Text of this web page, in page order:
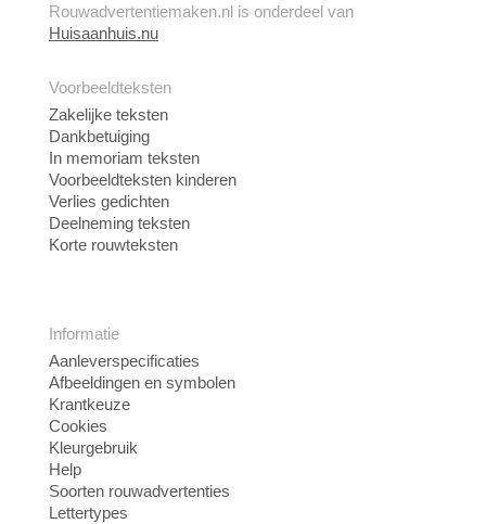
Rouwadvertentiemaken.nl is onderdeel van
Huisaanhuis.nu
Voorbeeldteksten
Zakelijke teksten
Dankbetuiging
In memoriam teksten
Voorbeeldteksten kinderen
Verlies gedichten
Deelneming teksten
Korte rouwteksten
Informatie
Aanleverspecificaties
Afbeeldingen en symbolen
Krantkeuze
Cookies
Kleurgebruik
Help
Soorten rouwadvertenties
Lettertypes